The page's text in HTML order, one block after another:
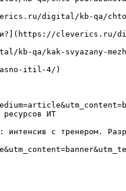
digital/kb-qa/
cleverics.ru/
kb-qa/kak-svyazany-
itil-4/)
ресурсов ИТ
интенсив с тренером.